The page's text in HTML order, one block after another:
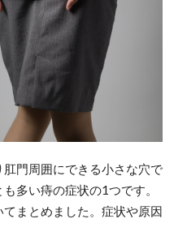
門周囲にできる小さな穴で
多い痔の症状の1つです。
まとめました。症状や原因